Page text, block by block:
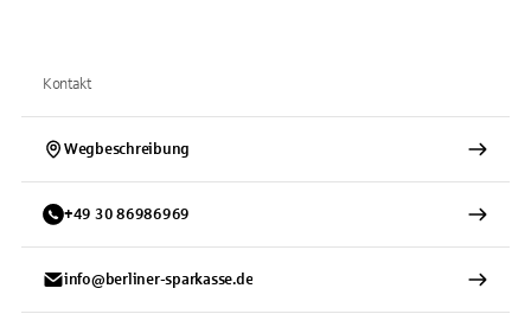
Kontakt
Wegbeschreibung
+49 30 86986969
info@berliner-sparkasse.de